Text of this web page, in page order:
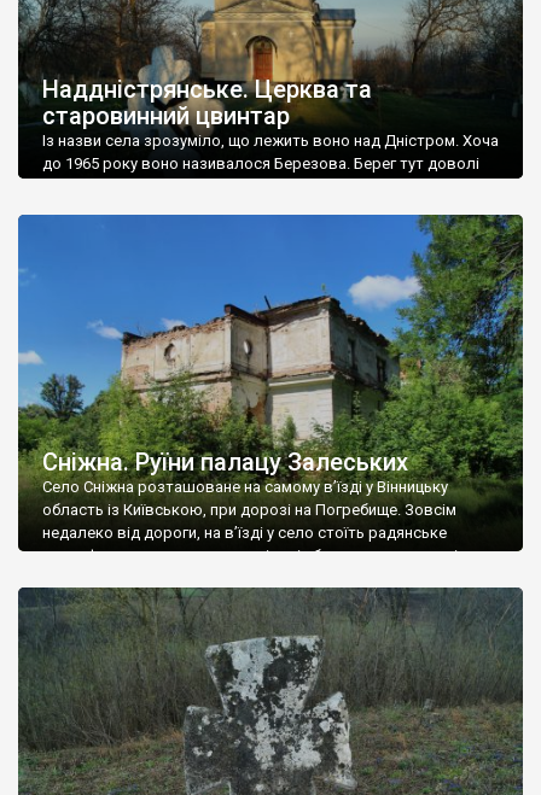
Наддністрянське. Церква та
старовинний цвинтар
Із назви села зрозуміло, що лежить воно над Дністром. Хоча
до 1965 року воно називалося Березова. Берег тут доволі
Наддністрянське відрізняється від більшості навколишніх
сіл. У селі є мурована Михайлівська церква. Точної дати […]
Сніжна. Руїни палацу Залеських
Село Сніжна розташоване на самому в’їзді у Вінницьку
область із Київською, при дорозі на Погребище. Зовсім
недалеко від дороги, на в’їзді у село стоїть радянське
рельєфне пано, яке показує жінку і яблуню, а трохи далі, десь
не видно, але видно дві стареньких колії у траві – […]